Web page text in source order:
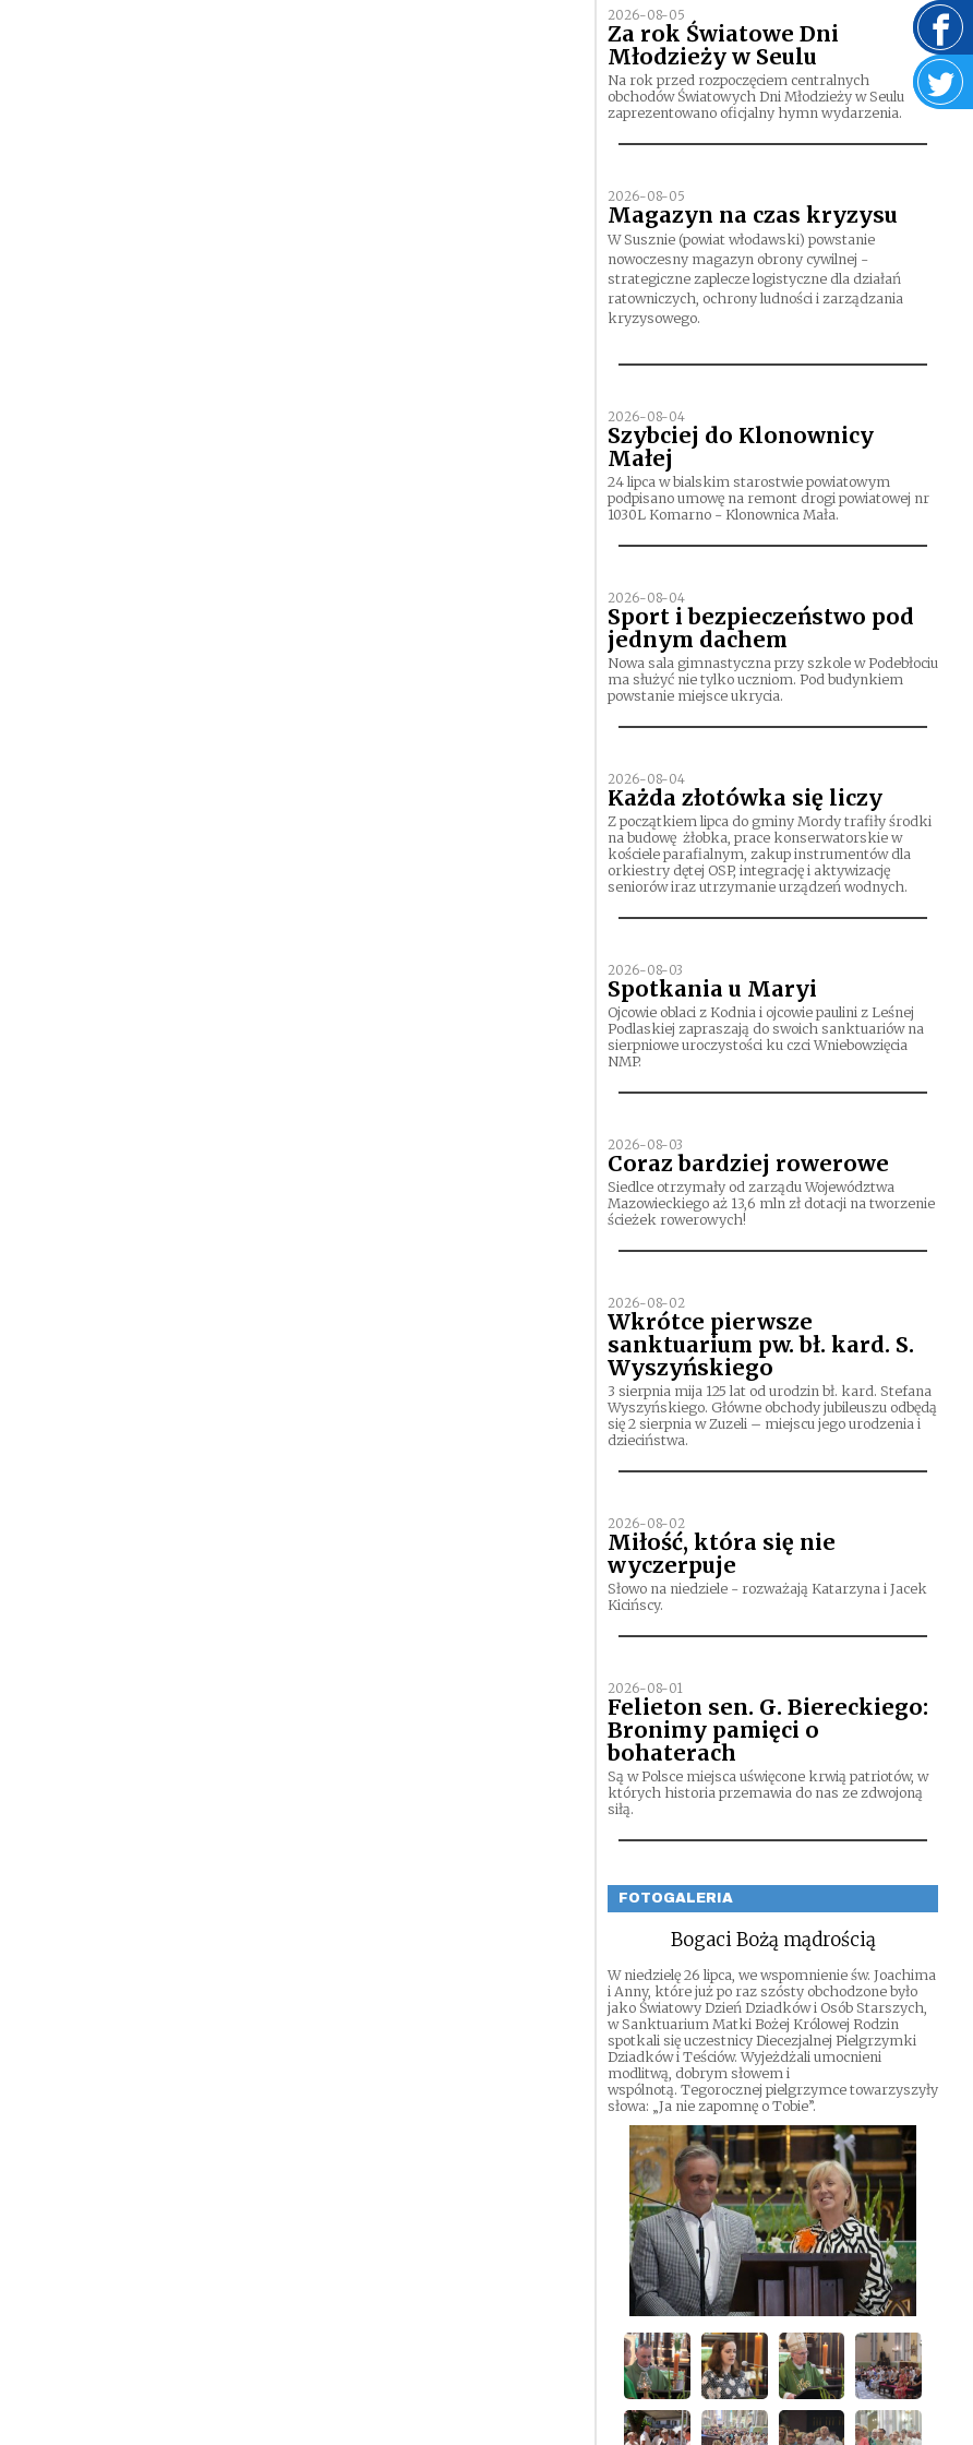
2026-08-05
Za rok Światowe Dni
Młodzieży w Seulu
Na rok przed rozpoczęciem centralnych
obchodów Światowych Dni Młodzieży w Seulu
zaprezentowano oficjalny hymn wydarzenia.
2026-08-05
Magazyn na czas kryzysu
W Susznie (powiat włodawski) powstanie
nowoczesny magazyn obrony cywilnej -
strategiczne zaplecze logistyczne dla działań
ratowniczych, ochrony ludności i zarządzania
kryzysowego.
2026-08-04
Szybciej do Klonownicy
Małej
24 lipca w bialskim starostwie powiatowym
podpisano umowę na remont drogi powiatowej nr
1030L Komarno - Klonownica Mała.
2026-08-04
Sport i bezpieczeństwo pod
jednym dachem
Nowa sala gimnastyczna przy szkole w Podebłociu
ma służyć nie tylko uczniom. Pod budynkiem
powstanie miejsce ukrycia.
2026-08-04
Każda złotówka się liczy
Z początkiem lipca do gminy Mordy trafiły środki
na budowę żłobka, prace konserwatorskie w
kościele parafialnym, zakup instrumentów dla
orkiestry dętej OSP, integrację i aktywizację
seniorów iraz utrzymanie urządzeń wodnych.
2026-08-03
Spotkania u Maryi
Ojcowie oblaci z Kodnia i ojcowie paulini z Leśnej
Podlaskiej zapraszają do swoich sanktuariów na
sierpniowe uroczystości ku czci Wniebowzięcia
NMP.
2026-08-03
Coraz bardziej rowerowe
Siedlce otrzymały od zarządu Województwa
Mazowieckiego aż 13,6 mln zł dotacji na tworzenie
ścieżek rowerowych!
2026-08-02
Wkrótce pierwsze
sanktuarium pw. bł. kard. S.
Wyszyńskiego
3 sierpnia mija 125 lat od urodzin bł. kard. Stefana
Wyszyńskiego. Główne obchody jubileuszu odbędą
się 2 sierpnia w Zuzeli – miejscu jego urodzenia i
dzieciństwa.
2026-08-02
Miłość, która się nie
wyczerpuje
Słowo na niedziele - rozważają Katarzyna i Jacek
Kicińscy.
2026-08-01
Felieton sen. G. Biereckiego:
Bronimy pamięci o
bohaterach
Są w Polsce miejsca uświęcone krwią patriotów, w
których historia przemawia do nas ze zdwojoną
siłą.
FOTOGALERIA
Bogaci Bożą mądrością
W niedzielę 26 lipca, we wspomnienie św. Joachima
i Anny, które już po raz szósty obchodzone było
jako Światowy Dzień Dziadków i Osób Starszych,
w Sanktuarium Matki Bożej Królowej Rodzin
spotkali się uczestnicy Diecezjalnej Pielgrzymki
Dziadków i Teściów. Wyjeżdżali umocnieni
modlitwą, dobrym słowem i
wspólnotą. Tegorocznej pielgrzymce towarzyszyły
słowa: „Ja nie zapomnę o Tobie”.